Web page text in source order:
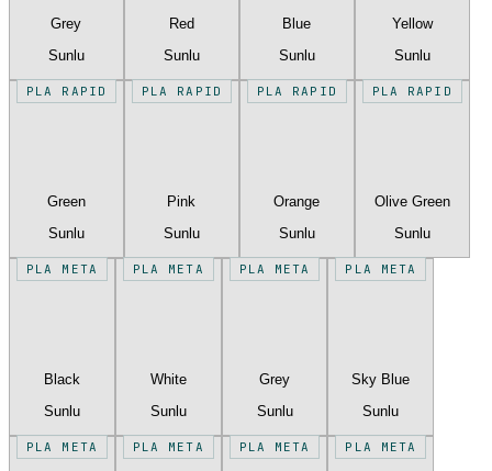
Grey
Sunlu
Red
Sunlu
Blue
Sunlu
Yellow
Sunlu
PLA RAPID
Green
Sunlu
PLA RAPID
Pink
Sunlu
PLA RAPID
Orange
Sunlu
PLA RAPID
Olive Green
Sunlu
PLA META
Black
Sunlu
PLA META
White
Sunlu
PLA META
Grey
Sunlu
PLA META
Sky Blue
Sunlu
PLA META PLA META PLA META PLA META